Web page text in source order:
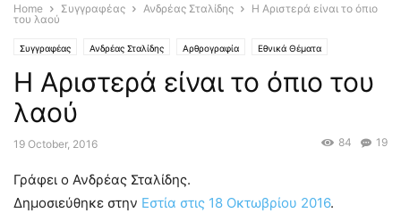
Home Συγγραφέας Ανδρέας Σταλίδης
Η Αριστερά είναι το όπιο
του λαού
Συγγραφέας Ανδρέας Σταλίδης Αρθρογραφία Εθνικά Θέματα
Η Αριστερά είναι το όπιο του
λαού
19 October, 2016 19
84
Γράφει ο Ανδρέας Σταλίδης.
Δημοσιεύθηκε στην Εστία στις 18 Οκτωβρίου 2016.